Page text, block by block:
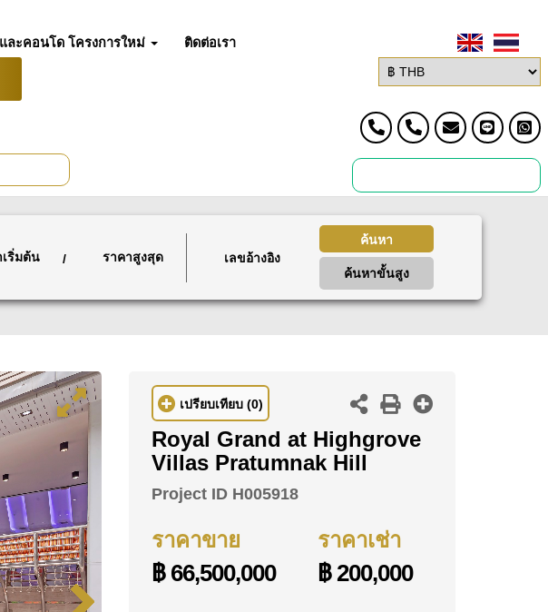
ละคอนโด โครงการใหม่ ติดต่อเรา
ริ่มต้น / ราคาสูงสุด
ค้นหา
ค้นหาขั้นสูง
เปรียบเทียบ (0)
Royal Grand at Highgrove
Villas Pratumnak Hill
Project ID H005918
ราคาขาย
฿ 66,500,000
ราคาเช่า
฿ 200,000